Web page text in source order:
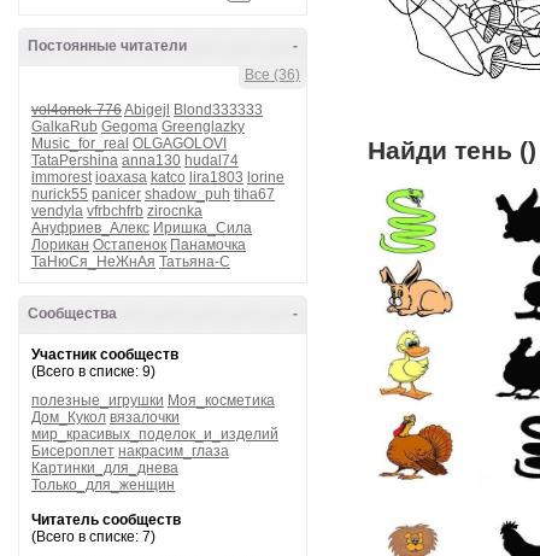
-
Постоянные читатели
Все (36)
vol4onok-776Abigejl
Blond333333
GalkaRub Gegoma Greenglazky
Music_for_real OLGAGOLOVI
TataPershina anna130 hudal74
immorest ioaxasa katco lira1803 lorine
nurick55 panicer shadow_puh tiha67
vendyla vfrbchfrb zirocnka
Ануфриев_Алекс Иришка_Сила
Лорикан Остапенок Панамочка
ТаНюСя_НеЖнАя Татьяна-С
-
Сообщества
Участник сообществ
(Всего в списке: 9)
полезные_игрушки Моя_косметика
Дом_Кукол вязалочки
мир_красивых_поделок_и_изделий
Бисероплет накрасим_глаза
Картинки_для_днева
Только_для_женщин
Читатель сообществ
(Всего в списке: 7)
Найди тень ()